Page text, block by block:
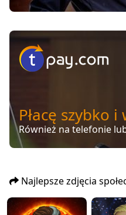
Płacę szybko
Również na telefonie
Najlepsze zdjęcia